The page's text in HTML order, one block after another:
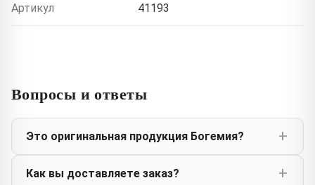
Артикул 41193
Вопросы и ответы
Это оригинальная продукция Богемия?
Как вы доставляете заказ?